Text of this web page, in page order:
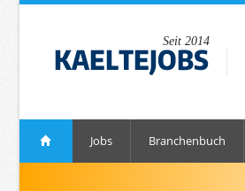
Seit 2014
Jobs Branchenbuch